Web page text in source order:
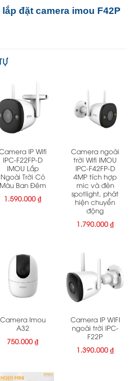
đặt camera imou F42P
IP Wifi
IPC-F22FP-D
IMOU Lắp
Ngoài Trời Có
Màu Ban Đêm
1.590.000₫
Camera ngoài
trời Wifi IMOU
IPC-F42FP-D
4MP tích hợp
mic và đèn
spotlight, phát
hiện chuyển
động
1.790.000₫
Camera Imou
A32
750.000₫
Camera IP WIFI
ngoài trời IPC-
F22P
1.390.000₫